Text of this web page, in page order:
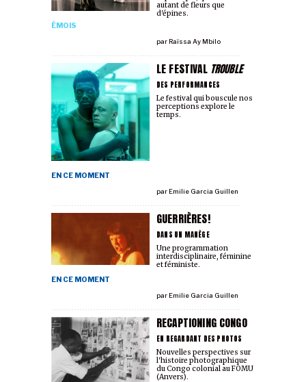
ÉMOIS
parRaïssa Ay Mbilo
autant de fleurs que
d'épines.
LE FESTIVAL TROUBLE
DES PERFORMANCES
EN CE MOMENT
par Emilie Garcia Guillen
Le festival qui bouscule nos
perceptions explore le
temps.
GUERRIÈRES!
DANS UN MANÈGE
EN CE MOMENT
parEmilie Garcia Guillen
Une programmation
interdisciplinaire, féminine
et féministe.
RECAPTIONING CONGO
EN REGARDANT DES PHOTOS
Nouvelles perspectives sur
l'histoire photographique
du Congo colonial au FOMU
(Anvers).